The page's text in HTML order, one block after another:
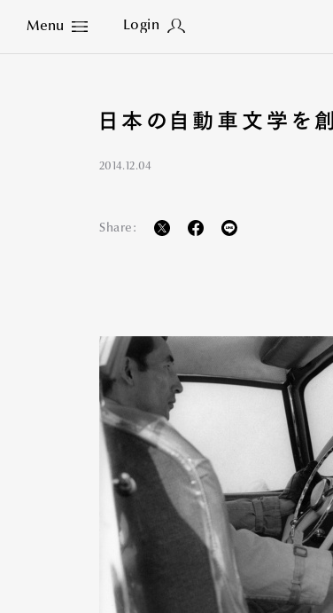
Menu Login
Close
日本の自動車文学を
2014.12.04
Share: